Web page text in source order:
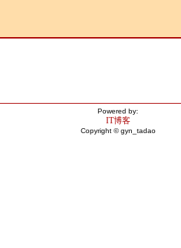
Powered by:
IT博客
Copyright © gyn_tadao